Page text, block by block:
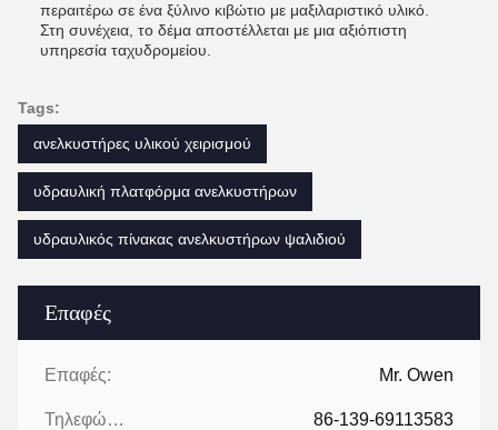
Επαφές
Επαφές: Mr. Owen
Τηλεφώνημα: 86-139-69113583
περαιτέρω σε ένα ξύλινο κιβώτιο με μαξιλαριστικό υλικό.
Στη συνέχεια, το δέμα αποστέλλεται με μια αξιόπιστη
υπηρεσία ταχυδρομείου.
Tags:
ανελκυστήρες υλικού χειρισμού
υδραυλική πλατφόρμα ανελκυστήρων
υδραυλικός πίνακας ανελκυστήρων ψαλιδιού